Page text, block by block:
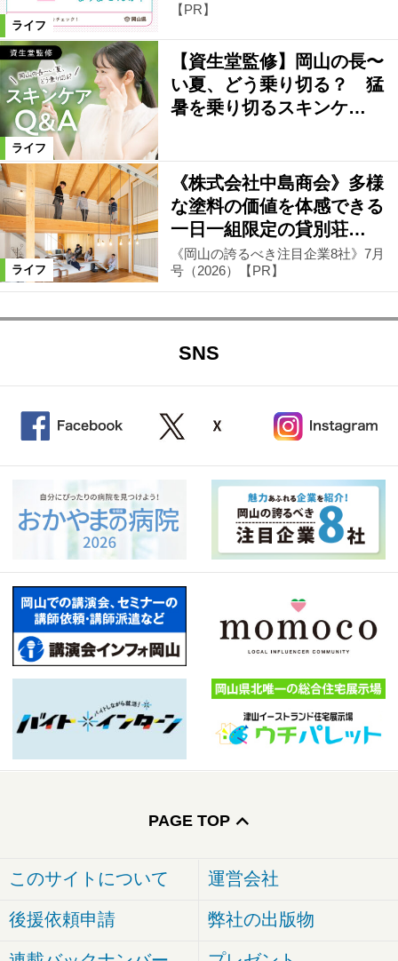
ライフ
【PR】
ライフ
【資生堂監修】岡山の長〜
い夏、どう乗り切る？ 猛
暑を乗り切るスキンケ…
ライフ
《株式会社中島商会》多様
な塗料の価値を体感できる
一日一組限定の貸別荘…
《岡山の誇るべき注目企業8社》7月
号（2026）【PR】
SNS
PAGE TOP
このサイトについて 運営会社
後援依頼申請 弊社の出版物